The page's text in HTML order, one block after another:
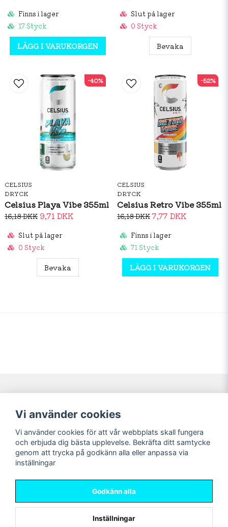
Finns i lager
17 Styck
LÄGG I VARUKORGEN
Slut på lager
0 Styck
Bevaka
CELSIUS
DRYCK
Celsius Playa Vibe 355ml
16,18 DKK 9,71 DKK
Slut på lager
0 Styck
Bevaka
-40%
CELSIUS
DRYCK
Celsius Retro Vibe 355ml
16,18 DKK 7,77 DKK
Finns i lager
71 Styck
LÄGG I VARUKORGEN
-52%
Navigering
Nyheter!
Förbeställning
Mitt konto
Logga in
Registrera dig
Glömt lösenord?
Sociala medier
Vi använder cookies
Vi använder cookies för att vår webbplats skall fungera
och erbjuda dig bästa upplevelse. Bekräfta ditt samtycke
genom att trycka på godkänn alla eller anpassa via
inställningar
Godkänn alla
Inställningar